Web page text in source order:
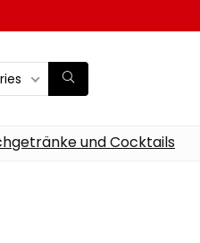
und Cocktails